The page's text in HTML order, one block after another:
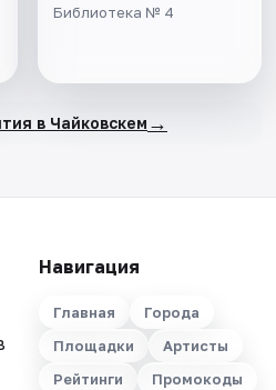
Библиотека № 4
в Чайковскем →
Навигация
Главная
Города
Площадки
Артисты
Рейтинги
Промокоды